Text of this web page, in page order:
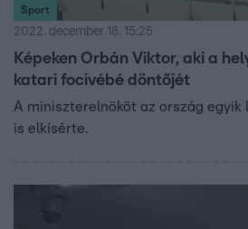
Sport
2022. december 18. 15:25
Képeken Orbán Viktor, aki a
katari focivébé döntőjét
A miniszterelnököt az ország egyik
is elkísérte.